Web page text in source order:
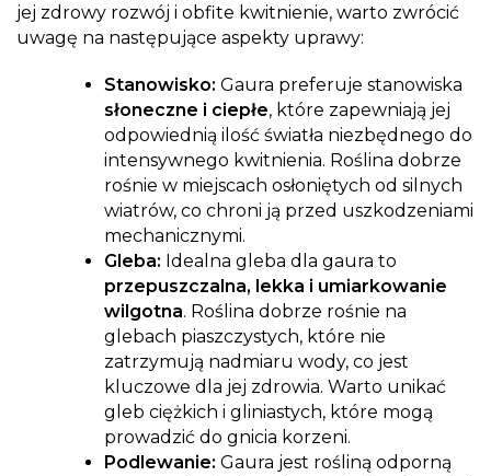
jej zdrowy rozwój i obfite kwitnienie, warto zwrócić
uwagę na następujące aspekty uprawy:
Stanowisko: Gaura preferuje stanowiska
słoneczne i ciepłe, które zapewniają jej
odpowiednią ilość światła niezbędnego do
intensywnego kwitnienia. Roślina dobrze
rośnie w miejscach osłoniętych od silnych
wiatrów, co chroni ją przed uszkodzeniami
mechanicznymi.
Gleba: Idealna gleba dla gaura to
przepuszczalna, lekka i umiarkowanie
wilgotna. Roślina dobrze rośnie na
glebach piaszczystych, które nie
zatrzymują nadmiaru wody, co jest
kluczowe dla jej zdrowia. Warto unikać
gleb ciężkich i gliniastych, które mogą
prowadzić do gnicia korzeni.
Podlewanie: Gaura jest rośliną odporną